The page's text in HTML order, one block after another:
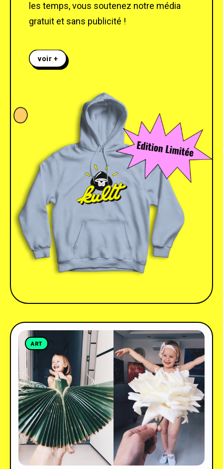
les temps, vous soutenez notre média
gratuit et sans publicité !
voir +
ART